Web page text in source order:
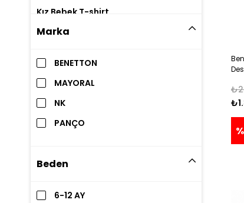
Kız Bebek T-shirt
Kız Bebek Abiye Elbise
Marka
BENETTON
MAYORAL
NK
PANÇO
Beden
6-12 AY